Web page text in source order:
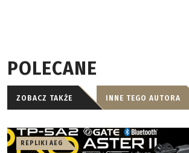
POLECANE
ZOBACZ TAKŻE INNE TEGO AUTORA
REPLIKI AEG